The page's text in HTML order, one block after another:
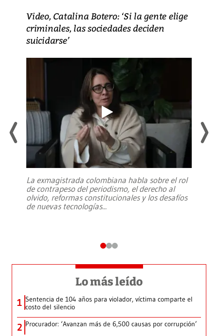
Video, Catalina Botero: ‘Si la gente elige
criminales, las sociedades deciden
suicidarse’
La exmagistrada colombiana habla sobre el rol
de contrapeso del periodismo, el derecho al
olvido, reformas constitucionales y los desafíos
de nuevas tecnologías...
Lo más leído
1 Sentencia de 104 años para violador, víctima comparte el
costo del silencio
2 Procurador: ‘Avanzan más de 6,500 causas por corrupción’